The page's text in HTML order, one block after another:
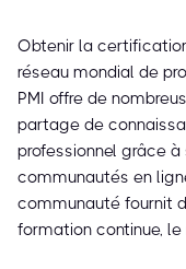
Obtenir la
réseau mondial de
PMI offre de
partage de
professionnel grâce
communautés en
communauté fournit
formation continue,